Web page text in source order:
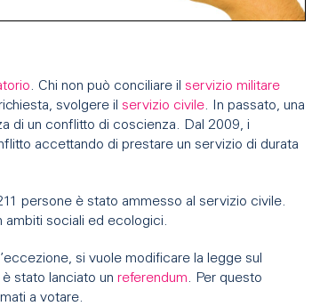
. Chi non può conciliare il servizio militare
svolgere il servizio civile. In passato, una
di un conflitto di coscienza. Dal 2009, i
accettando di prestare un servizio di durata
persone è stato ammesso al servizio civile.
ambiti sociali ed ecologici.
si vuole modificare la legge sul
stato lanciato un referendum. Per questo
a votare.